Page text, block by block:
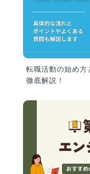
転職活動の始め方
徹底解説！